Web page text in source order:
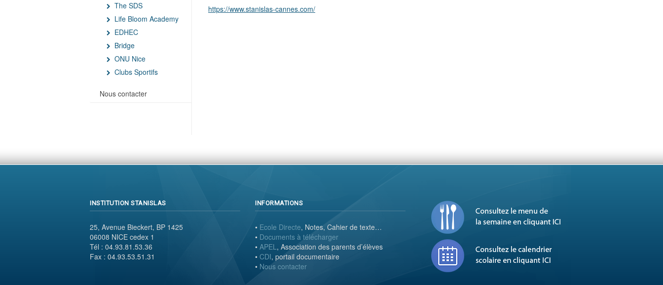
The SDS
Life Bloom Academy
EDHEC
Bridge
ONU Nice
Clubs Sportifs
Nous contacter
https://www.stanislas-cannes.com/
INSTITUTION STANISLAS
25, Avenue Bieckert, BP 1425
06008 NICE cedex 1
Tél : 04.93.81.53.36
Fax : 04.93.53.51.31
INFORMATIONS
• Ecole Directe, Notes, Cahier de texte…
• Documents à télécharger
• APEL, Association des parents d’élèves
• CDI, portail documentaire
• Nous contacter